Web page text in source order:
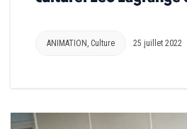
ANIMATION , Culture 25 juillet 2022